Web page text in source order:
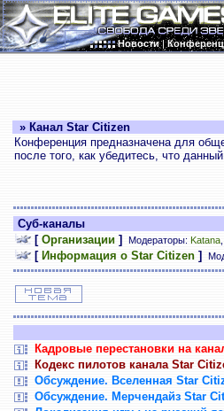
Новости|
» Канал Star Citizen
Конференция предназначена для
после того, как убедитесь, что
Суб-каналы
[ Организации] Модераторы: Katana,
[ Информация о Star Citizen]
Кадровые перестановки на
Кодекс пилотов канала Star
Обсуждение. Вселенная Star
Обсуждение. Мерчендайз Star